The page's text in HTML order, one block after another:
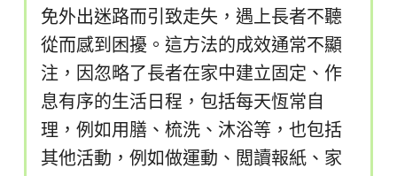
免外出迷路而引致走失，遇上長者不聽
從而感到困擾。這方法的成效通常不顯
注，因忽略了長者在家中建立固定、作
息有序的生活日程，包括每天恆常自
理，例如用膳、梳洗、沐浴等，也包括
其他活動，例如做運動、閲讀報紙、家